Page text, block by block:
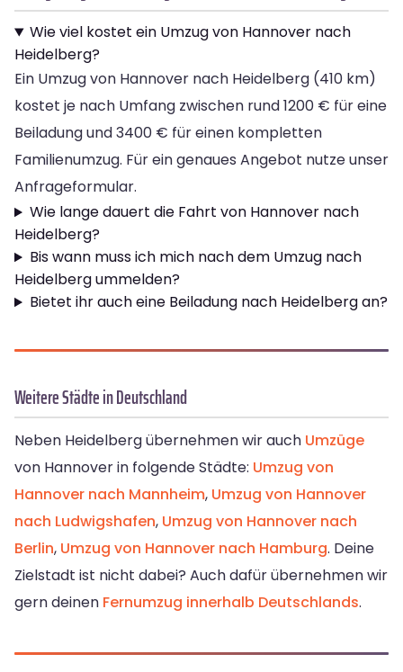
Wie viel kostet ein Umzug von Hannover nach
Heidelberg?
Ein Umzug von Hannover nach Heidelberg (410 km)
kostet je nach Umfang zwischen rund 1200 € für eine
Beiladung und 3400 € für einen kompletten
Familienumzug. Für ein genaues Angebot nutze unser
Anfrageformular.
Wie lange dauert die Fahrt von Hannover nach
Heidelberg?
Bis wann muss ich mich nach dem Umzug nach
Heidelberg ummelden?
Bietet ihr auch eine Beiladung nach Heidelberg an?
Weitere Städte in Deutschland
Neben Heidelberg übernehmen wir auch Umzüge
von Hannover in folgende Städte: Umzug von
Hannover nach Mannheim, Umzug von Hannover
nach Ludwigshafen, Umzug von Hannover nach
Berlin, Umzug von Hannover nach Hamburg. Deine
Zielstadt ist nicht dabei? Auch dafür übernehmen wir
gern deinen Fernumzug innerhalb Deutschlands.